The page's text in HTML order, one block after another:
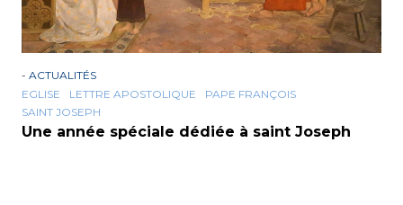
- ACTUALITÉS
EGLISE
LETTRE APOSTOLIQUE
PAPE FRANÇOIS
SAINT JOSEPH
Une année spéciale dédiée à saint Joseph